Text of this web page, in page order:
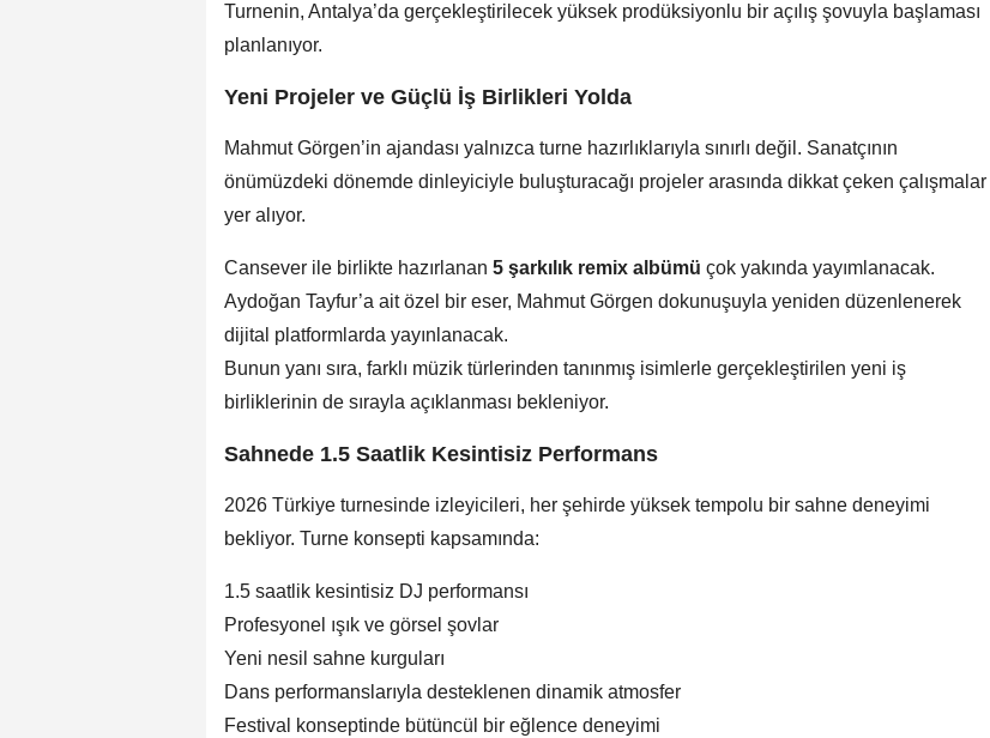
Turnenin, Antalya’da gerçekleştirilecek yüksek prodüksiyonlu bir açılış şovuyla başlaması
planlanıyor.
Yeni Projeler ve Güçlü İş Birlikleri Yolda
Mahmut Görgen’in ajandası yalnızca turne hazırlıklarıyla sınırlı değil. Sanatçının
önümüzdeki dönemde dinleyiciyle buluşturacağı projeler arasında dikkat çeken çalışmalar
yer alıyor.
Cansever ile birlikte hazırlanan 5 şarkılık remix albümü çok yakında yayımlanacak.
Aydoğan Tayfur’a ait özel bir eser, Mahmut Görgen dokunuşuyla yeniden düzenlenerek
dijital platformlarda yayınlanacak.
Bunun yanı sıra, farklı müzik türlerinden tanınmış isimlerle gerçekleştirilen yeni iş
birliklerinin de sırayla açıklanması bekleniyor.
Sahnede 1.5 Saatlik Kesintisiz Performans
2026 Türkiye turnesinde izleyicileri, her şehirde yüksek tempolu bir sahne deneyimi
bekliyor. Turne konsepti kapsamında:
1.5 saatlik kesintisiz DJ performansı
Profesyonel ışık ve görsel şovlar
Yeni nesil sahne kurguları
Dans performanslarıyla desteklenen dinamik atmosfer
Festival konseptinde bütüncül bir eğlence deneyimi